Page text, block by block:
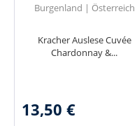
Burgenland | Österreich
Kracher Auslese Cuvée
Chardonnay &...
13,50 €